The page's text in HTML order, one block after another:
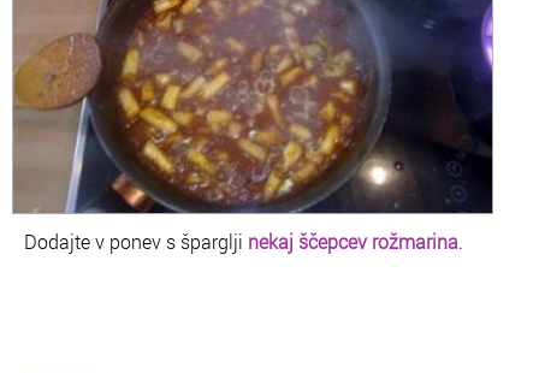
Dodajte v ponev s šparglji nekaj ščepcev rožmarina.